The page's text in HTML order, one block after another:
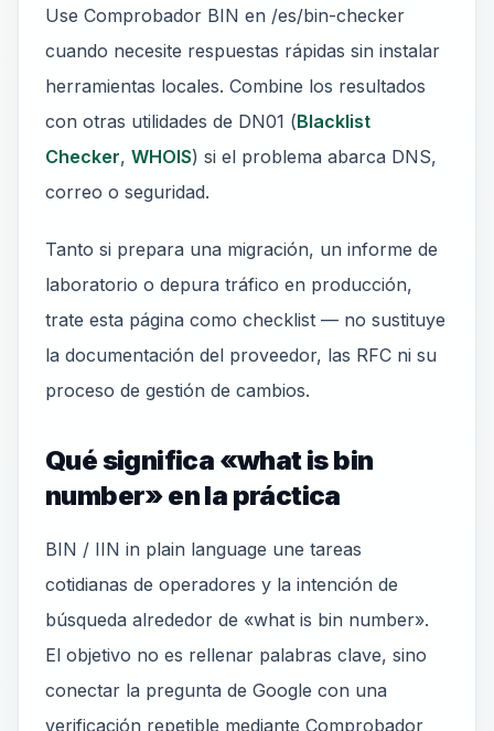
Use Comprobador BIN en /es/bin-checker
cuando necesite respuestas rápidas sin instalar
herramientas locales. Combine los resultados
con otras utilidades de DN01 (Blacklist
Checker, WHOIS) si el problema abarca DNS,
correo o seguridad.
Tanto si prepara una migración, un informe de
laboratorio o depura tráfico en producción,
trate esta página como checklist — no sustituye
la documentación del proveedor, las RFC ni su
proceso de gestión de cambios.
Qué significa «what is bin
number» en la práctica
BIN / IIN in plain language une tareas
cotidianas de operadores y la intención de
búsqueda alrededor de «what is bin number».
El objetivo no es rellenar palabras clave, sino
conectar la pregunta de Google con una
verificación repetible mediante Comprobador